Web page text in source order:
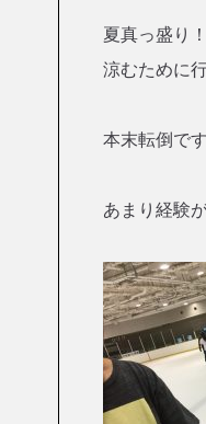
夏真っ盛り
涼むために
本末転倒です
あまり経験